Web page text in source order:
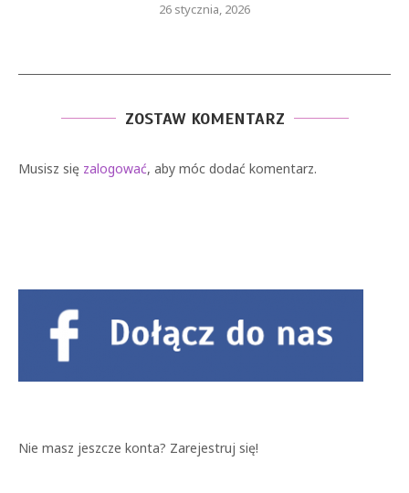
26 stycznia, 2026
ZOSTAW KOMENTARZ
Musisz się zalogować, aby móc dodać komentarz.
Nie masz jeszcze konta? Zarejestruj się!